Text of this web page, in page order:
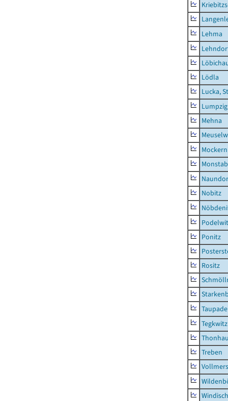
Lehma
Lödla
Lucka,
Lumpzig
Mehna
Mockern
Monstab
Nobitz
Ponitz
Rositz
Tegkwitz
Treben